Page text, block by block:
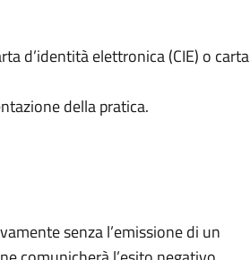
d’identità elettronica (CIE) o carta
della pratica.
senza l’emissione di un